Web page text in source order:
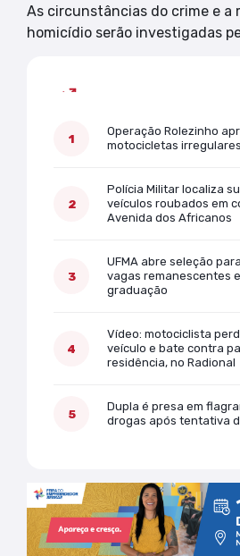
As circunstâncias do crime e a
homicídio serão investigadas
Operação Rolezinho
motocicletas
Polícia Militar localiza
veículos roubados em
Avenida dos Africanos
UFMA abre seleção
vagas remanescentes
graduação
Vídeo: motociclista
veículo e bate contra
residência, no Radional
Dupla é presa em
drogas após tentativa